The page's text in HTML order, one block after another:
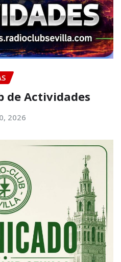
de Actividades
2026